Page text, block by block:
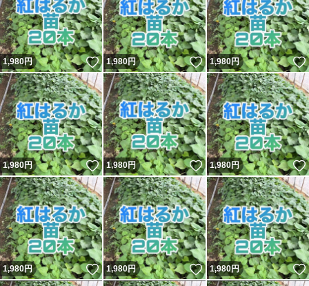
1,980円 いいね！
1,980円 いいね！
1,980円
1,980円 いいね！
1,980円 いいね！
1,980円
1,980円 いいね！
1,980円 いいね！
1,980円